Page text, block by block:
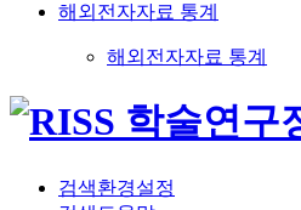
해외전자자료 통계
해외전자자료 통계
검색환경설정